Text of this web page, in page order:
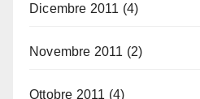
Dicembre 2011 (4)
Novembre 2011 (2)
Ottobre 2011 (4)